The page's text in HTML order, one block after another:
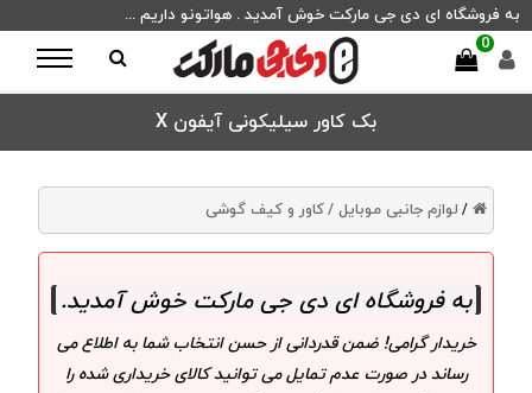
به فروشگاه ای دی جی مارکت خوش آمدید . هواتونو داریم ...
0
بک کاور سیلیکونی آیفون X
/ لوازم جانبی موبایل /کاور و کیف گوشی
به فروشگاه ای دی جی مارکت خوش آمدید.
خریدار گرامی! ضمن قدردانی از حسن انتخاب شما به اطلاع می
رساند در صورت عدم تمایل می توانید کالای خریداری شده را